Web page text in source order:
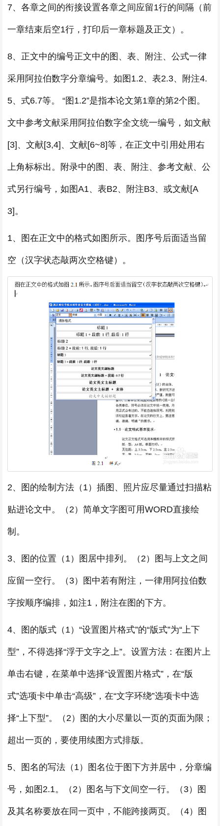
7、各章之间的衔接设置各章之间应留1行的间隔（前
一章结束后空1行，打印后一章标题及正文）。
8、正文中的编号正文中的图、表、附注、公式一律
采用阿拉伯数字分章编号。如图1.2、表2.3、附注4.
5、式6.7等。 “图1.2”是指本论文第1章的第2个图。
文中参考文献采用阿拉伯数字全文统一编号，如文献
[3]、文献[3,4]、文献[6~8]等，在正文中引用处用右
上角标标出。附录中的图、表、附注、参考文献、公
式另行编号，如图A1、表B2、附注B3、或文献[A
3]。
1、图在正文中的格式如图所示。图序号后面适当留
空（汉字状态敲两次空格键）。
2、图的绘制方法（1）插图、照片应尽量通过扫描粘
贴进论文中。（2）简单文字图可用WORD直接绘
制。
3、图的位置（1）图居中排列。（2）图与上文之间
应留一空行。（3）图中若有附注，一律用阿拉伯数
字按顺序编排，如注1，附注在图的下方。
4、图的版式（1）“设置图片格式”的“版式”为“上下
型”，不得选择“浮于文字之上”。设置方法：在图片上
单击右键，在菜单中选择“设置图片格式”，在“版
式”选项卡中单击“高级”，在“文字环绕”选项卡中选
择“上下型”。（2）图的大小尽量以一页的页面为限；
超出一页的，要使用续图方式排版。
5、图名的写法（1）图名位于图下方并居中，分章编
号，如图2.1。（2）图名与下文间空一行。（3）图
及其名称要放在同一页中，不能跨接两页。（4）图